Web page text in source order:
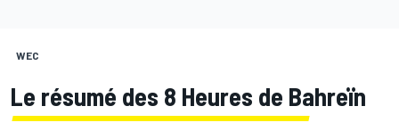
WEC
Le résumé des 8 Heures de Bahreïn